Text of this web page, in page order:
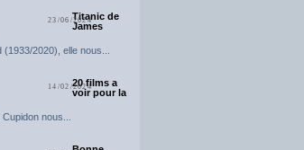
23/06/2024Titanic de
James
2020), elle nous...
14/02/202420 films a
voir pour la
nous...